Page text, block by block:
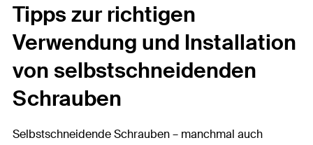
Tipps zur richtigen
Verwendung und Installation
von selbstschneidenden
Schrauben
Selbstschneidende Schrauben – manchmal auch